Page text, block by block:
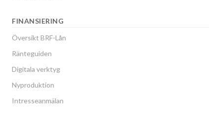
FINANSIERING
Översikt BRF-Lån
Ränteguiden
Digitala verktyg
Nyproduktion
Intresseanmälan